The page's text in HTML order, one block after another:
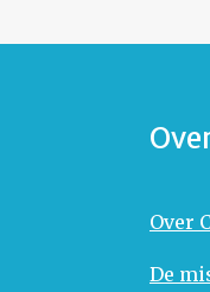
Over
De